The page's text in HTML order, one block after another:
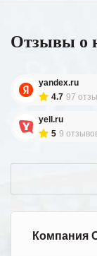
Отзывы о
yandex.ru
4.7 97
yell.ru
5 9
Компания